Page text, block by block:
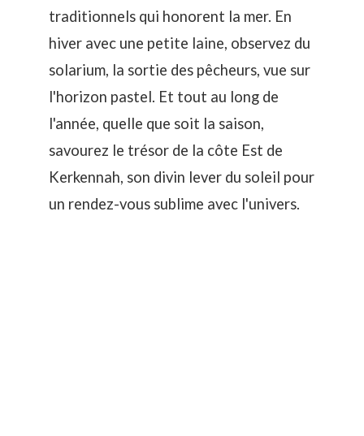
traditionnels qui honorent la mer. En
hiver avec une petite laine, observez du
solarium, la sortie des pêcheurs, vue sur
l'horizon pastel. Et tout au long de
l'année, quelle que soit la saison,
savourez le trésor de la côte Est de
Kerkennah, son divin lever du soleil pour
un rendez-vous sublime avec l'univers.